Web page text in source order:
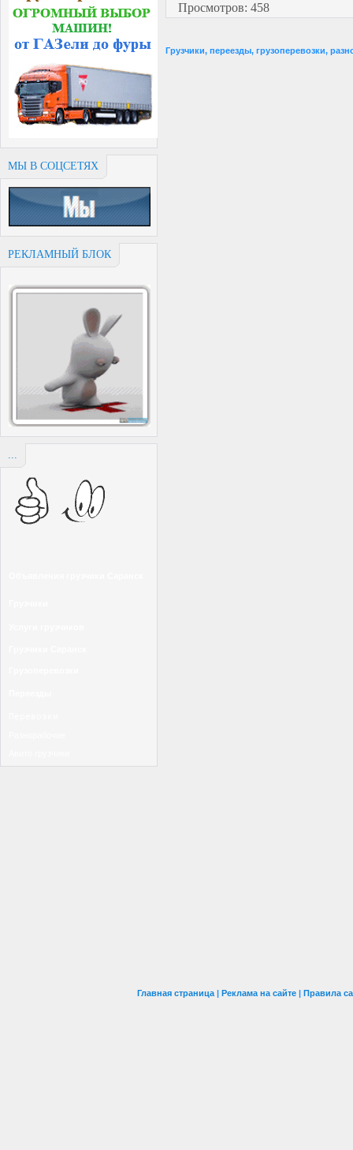
МЫ В СОЦСЕТЯХ
РЕКЛАМНЫЙ БЛОК
...
Просмотров: 458
Грузчики, переезды, грузоперевозки,
Главная страница | Реклама на сайте | Правила